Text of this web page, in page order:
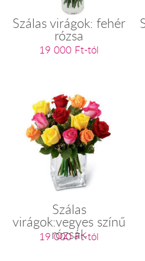
Szálas virágok: fehér
rózsa
19 000 Ft-tól
Szálas
virágok:vegyes színű
rózsák
19 000 Ft-tól